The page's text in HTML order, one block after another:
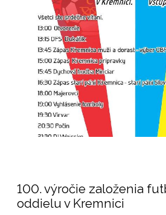
100. výročie založenia
oddielu v Kremnici